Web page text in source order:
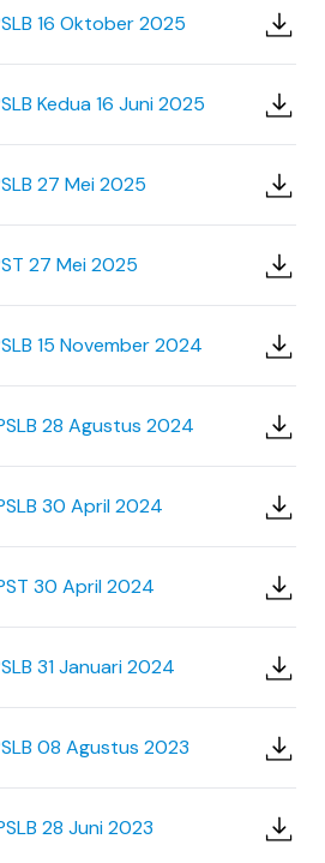
16 Oktober 2025
Kedua 16 Juni 2025
27 Mei 2025
27 Mei 2025
15 November 2024
28 Agustus 2024
30 April 2024
30 April 2024
31 Januari 2024
08 Agustus 2023
28 Juni 2023